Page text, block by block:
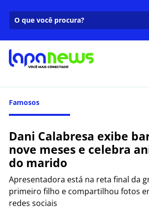
Famosos
Dani Calabresa exibe
nove meses e celebra
do marido
Apresentadora está na reta final da
primeiro filho e compartilhou fotos
redes sociais